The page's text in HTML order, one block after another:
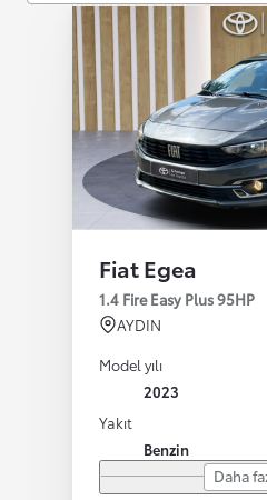
Fiat Egea
1.4 Fire Easy Plus 95HP
AYDIN
Model yılı
2023
Yakıt
Benzin
Daha